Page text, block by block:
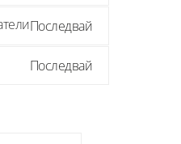
Последвай
Последвай